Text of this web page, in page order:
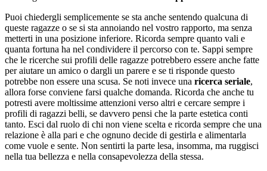
Puoi chiedergli semplicemente se sta anche sentendo qualcuna di
queste ragazze o se si sta annoiando nel vostro rapporto, ma senza
metterti in una posizione inferiore. Ricorda sempre quanto vali e
quanta fortuna ha nel condividere il percorso con te. Sappi sempre
che le ricerche sui profili delle ragazze potrebbero essere anche fatte
per aiutare un amico o dargli un parere e se ti risponde questo
potrebbe non essere una scusa. Se noti invece una ricerca seriale,
allora forse conviene farsi qualche domanda. Ricorda che anche tu
potresti avere moltissime attenzioni verso altri e cercare sempre i
profili di ragazzi belli, se davvero pensi che la parte estetica conti
tanto. Esci dal ruolo di chi non viene scelta e ricorda sempre che una
relazione è alla pari e che ognuno decide di gestirla e alimentarla
come vuole e sente. Non sentirti la parte lesa, insomma, ma ruggisci
nella tua bellezza e nella consapevolezza della stessa.